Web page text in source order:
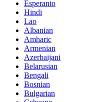
Esperanto
Hindi
Lao
Albanian
Amharic
Armenian
Azerbaijani
Belarusian
Bengali
Bosnian
Bulgarian